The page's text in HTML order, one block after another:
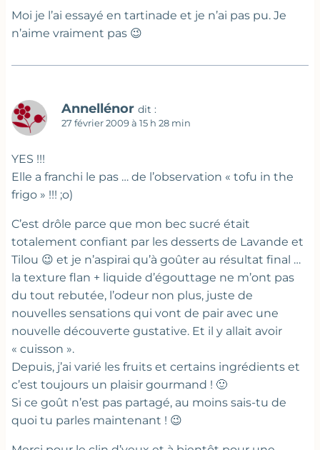
Moi je l’ai essayé en tartinade et je n’ai pas pu. Je
n’aime vraiment pas 😉
Annellénor dit :
27 février 2009 à 15 h 28 min
YES !!!
Elle a franchi le pas … de l’observation « tofu in the
frigo » !!! ;o)
C’est drôle parce que mon bec sucré était
totalement confiant par les desserts de Lavande et
Tilou 😉 et je n’aspirai qu’à goûter au résultat final …
la texture flan + liquide d’égouttage ne m’ont pas
du tout rebutée, l’odeur non plus, juste de
nouvelles sensations qui vont de pair avec une
nouvelle découverte gustative. Et il y allait avoir
« cuisson ».
Depuis, j’ai varié les fruits et certains ingrédients et
c’est toujours un plaisir gourmand ! 🙂
Si ce goût n’est pas partagé, au moins sais-tu de
quoi tu parles maintenant ! 😉